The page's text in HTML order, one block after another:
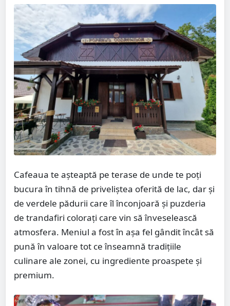
Cafeaua te așteaptă pe terase de unde te poți
bucura în tihnă de priveliștea oferită de lac, dar și
de verdele pădurii care îl înconjoară și puzderia
de trandafiri colorați care vin să înveselească
atmosfera. Meniul a fost în așa fel gândit încât să
pună în valoare tot ce înseamnă tradițiile
culinare ale zonei, cu ingrediente proaspete și
premium.